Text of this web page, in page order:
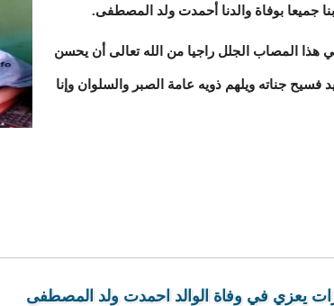
بنا جميعا بوفاة والدنا أحمدت ولد المصطفى.
هذا المصاب الجلل راجيا من الله تعالى أن يحسن
فسيح جناته ويلهم ذويه عامة الصبر والسلوان وإنا
يعزي في وفاة الوالد احمدت ولد المصطفى